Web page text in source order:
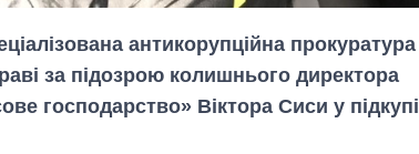
антикорупційна прокуратура
за підозрою колишнього директора
господарство» Віктора Сиси у підкупі